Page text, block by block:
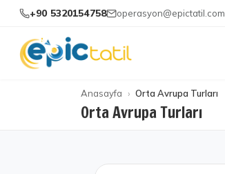
+90 5320154758 operasyon@epictatil.com
Anasayfa Orta Avrupa Turları
Orta Avrupa Turları